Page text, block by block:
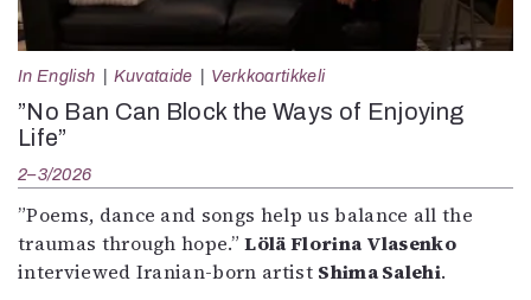
In English Kuvataide Verkkoartikkeli
”No Ban Can Block the Ways of Enjoying
Life”
2–3/2026
”Poems, dance and songs help us balance all the
traumas through hope.”Lölä Florina Vlasenko
interviewed Iranian-born artist Shima Salehi.